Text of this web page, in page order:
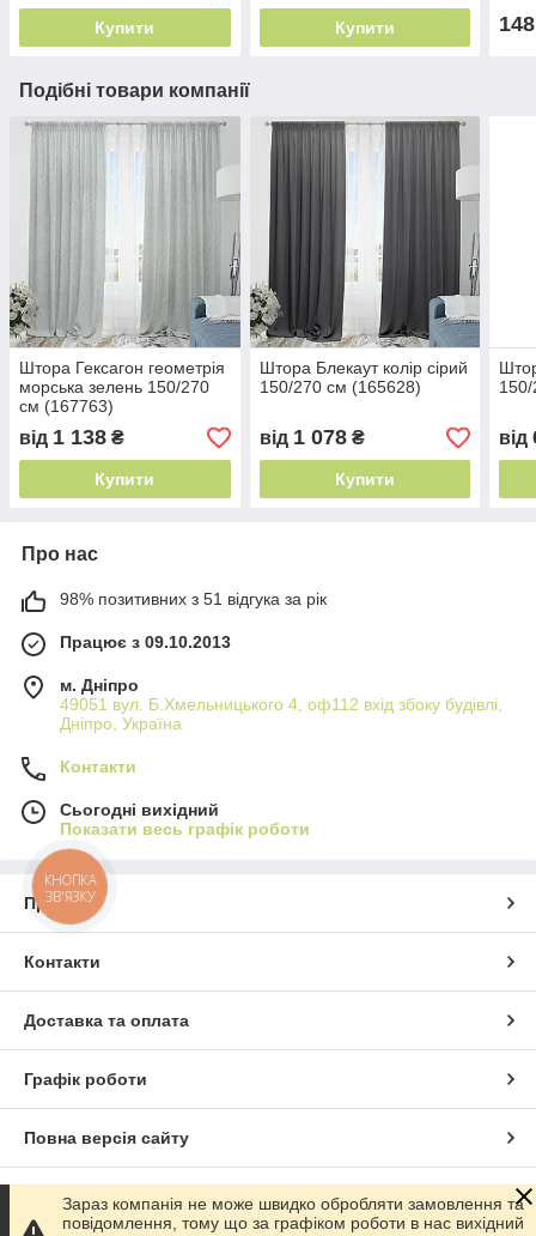
Купити Купити 148
Подібні товари компанії
Штора Гексагон геометрія
морська зелень 150/270
см (167763)
від 1 138 ₴
Купити
Штора Блекаут колір сірий
150/270 см (165628)
від 1 078₴
Купити
від
Про нас
98% позитивних з 51 відгука за рік
Працює з 09.10.2013
м. Дніпро
49051 вул. Б.Хмельницького 4, оф112 вхід збоку будівлі,
Дніпро, Україна
Контакти
Сьогодні вихідний
Показати весь графік роботи
Про нас
Контакти
Доставка та оплата
Графік роботи
Повна версія сайту
Сайт створено на маркетплейсі Prom.ua
Зараз компанія не може швидко обробляти замовлення та
повідомлення, тому що за графіком роботи в нас вихідний
КНОПКА
ЗВ'ЯЗКУ